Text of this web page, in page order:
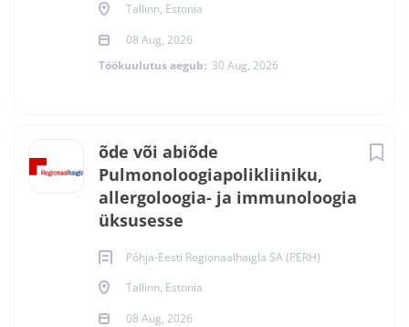
Tallinn, Estonia
08 Aug, 2026
Töökuulutus aegub: 30 Aug, 2026
õde või abiõde
Pulmonoloogiapolikliiniku,
allergoloogia- ja immunoloogia
üksusesse
Põhja-Eesti Regionaalhaigla SA (PERH)
Tallinn, Estonia
08 Aug, 2026